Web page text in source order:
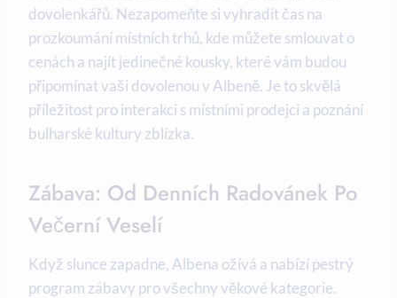
dovolenkářů. Nezapomeňte si vyhradit čas na
prozkoumání místních trhů, kde můžete smlouvat o
cenách a najít jedinečné kousky, které vám budou
připomínat vaši dovolenou v Albeně. Je to skvělá
příležitost pro interakci s místními prodejci a poznání
bulharské kultury zblízka.
Zábava: Od Denních Radovánek Po
Večerní Veselí
Když slunce zapadne, Albena ožívá a nabízí pestrý
program zábavy pro všechny věkové kategorie.